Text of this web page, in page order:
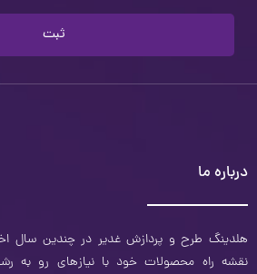
ثبت
درباره ما
هلدینگ طرح و‌ پردازش غدیر در چندین سال
نقشه راه محصولات خود با نیازهای رو به